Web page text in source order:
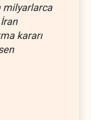
milyarlarca
kararı